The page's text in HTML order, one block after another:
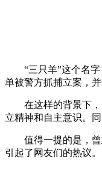
“三只羊”这个名
单被警方抓捕立案，
在这样的背景下
立精神和自主意识。
值得一提的是，
引起了网友们的热议。